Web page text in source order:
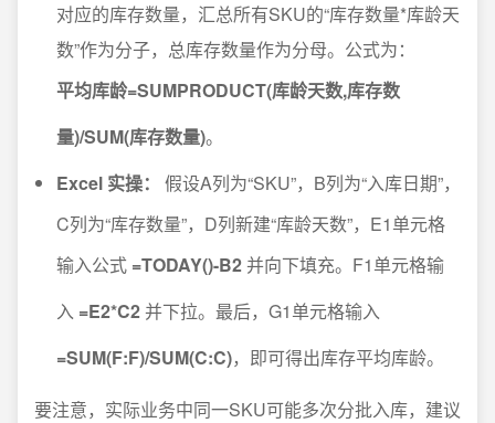
对应的库存数量，汇总所有SKU的“库存数量*库龄天
数”作为分子，总库存数量作为分母。公式为：
平均库龄=SUMPRODUCT(库龄天数,库存数
量)/SUM(库存数量)。
Excel 实操：
假设A列为“SKU”，B列为“入库日期”，
C列为“库存数量”，D列新建“库龄天数”，E1单元格
输入公式 =TODAY()-B2并向下填充。F1单元格输
入 =E2*C2并下拉。最后，G1单元格输入
=SUM(F:F)/SUM(C:C)，即可得出库存平均库龄。
要注意，实际业务中同一SKU可能多次分批入库，建议